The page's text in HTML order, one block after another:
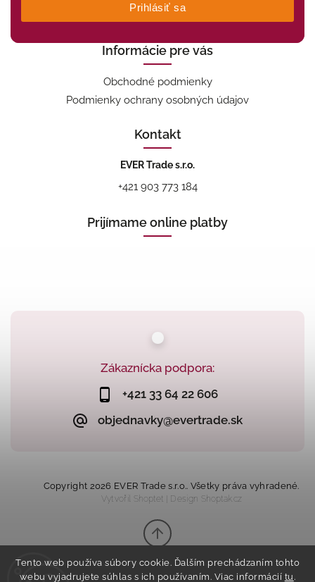
Tento web používa súbory cookie. Ďalším prechádzaním tohto
webu vyjadrujete súhlas s ich používaním. Viac informácií tu.
Zákaznícka podpora:
+421 33 64 22 606
objednavky@evertrade.sk
Prihlásiť sa
Informácie pre vás
Obchodné podmienky
Podmienky ochrany osobných údajov
Kontakt
EVER Trade s.r.o.
+421 903 773 184
Prijímame online platby
Copyright 2026 EVER Trade s.r.o.. Všetky práva vyhradené.
Vytvořil Shoptet | Design Shoptak.cz